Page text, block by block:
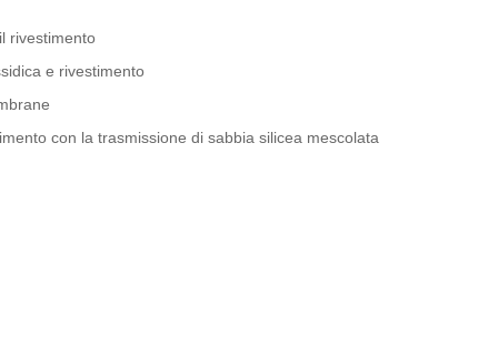
rivestimento
e rivestimento
con la trasmissione di sabbia silicea mescolata